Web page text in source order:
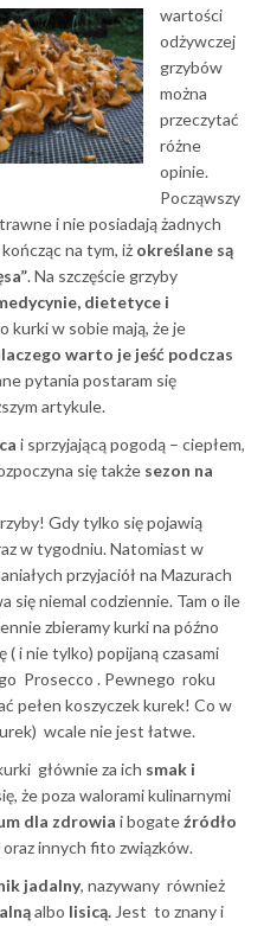
wartości
odżywczej
grzybów
można
przeczytać
różne
opinie.
Począwszy
i nie posiadają żadnych
na tym, iż określane są
. Na szczęście grzyby
dietetyce i
kurki w sobie mają, że je
warto je jeść podczas
pytania postaram się
artykule.
i sprzyjającą pogodą – ciepłem,
się także sezon na
Gdy tylko się pojawią
w tygodniu. Natomiast w
przyjaciół na Mazurach
się niemal codziennie. Tam o ile
zbieramy kurki na późno
( i nie tylko) popijaną czasami
Prosecco . Pewnego roku
pełen koszyczek kurek! Co w
wcale nie jest łatwe.
głównie za ich smak i
że poza walorami kulinarnymi
dla zdrowia i bogateźródło
oraz innych fito związków.
jadalny, nazywany również
albo lisicą. Jest to znany i